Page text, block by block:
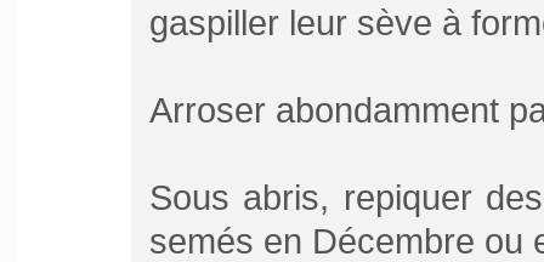
gaspiller leur sève à
Arroser abondamment
Sous abris, repiquer
semés en Décembre ou